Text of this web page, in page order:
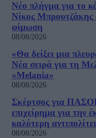
Νέο πλήγμα για το
Νίκος Μπρουτζάκης
φίμωση
08/08/2026
«Θα δείξει μια
Νέα σειρά για τη
«Melania»
08/08/2026
Σκέρτσος για
επιχείρημα για την
καλύτερη
08/08/2026